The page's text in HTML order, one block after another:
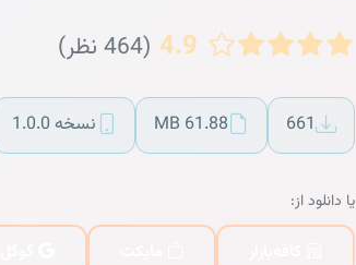
4.9 (464 نظر)
661
61.88 MB نسخه 1.0.0
یا دانلود از: